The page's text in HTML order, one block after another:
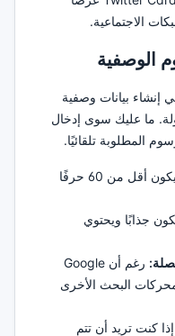
الاجتماعية.
الوصفية
إنشاء بيانات وصفية
ما عليك سوى إدخال
المطلوبة تلقائيًا.
يجب أن يكون أقل من 60 حرفًا
جذابًا ويحتوي
رغم أن Google
البحث الأخرى
كنت تريد أن تتم